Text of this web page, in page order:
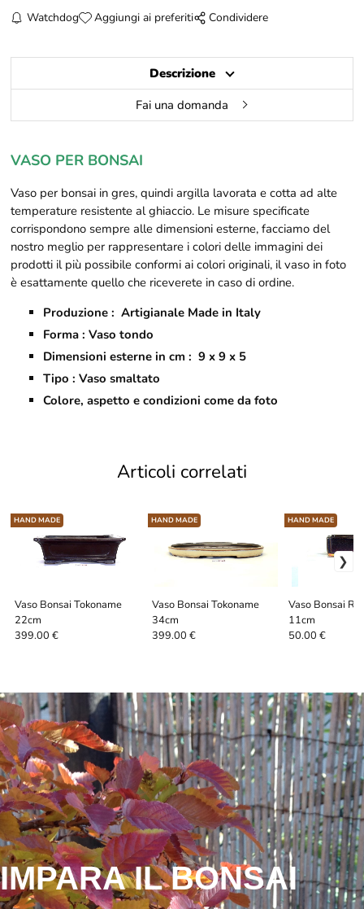
Watchdog Aggiungi ai preferiti Condividere
Descrizione
Fai una domanda
VASO PER BONSAI
Vaso per bonsai in gres,quindi argilla lavorata e cotta ad alte
temperature resistente al ghiaccio. Le misure specificate
corrispondono sempre alle dimensioni esterne, facciamo del
nostro meglio per rappresentare i colori delle immagini dei
prodotti il più possibile conformi ai colori originali, il vaso in foto
è esattamente quello che riceverete in caso di ordine.
Produzione : Artigianale Made in Italy
Forma : Vaso tondo
Dimensioni esterne in cm : 9 x 9 x 5
Tipo : Vaso smaltato
Colore, aspetto e condizioni come da foto
Articoli correlati
Vaso Bonsai Tokoname
22cm
HAND MADE
399.00 €
Vaso Bonsai Tokoname
34cm
HAND MADE
399.00 €
Vaso Bonsai
11cm
HAND MADE
50.00 €
IMPARA IL BONSAI